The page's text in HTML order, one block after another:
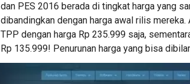
dan PES 2016 berada di tingkat harga yang
dibandingkan dengan harga awal rilis mereka.
TPP dengan harga Rp 235.999 saja,
Rp 135.999! Penurunan harga yang bisa